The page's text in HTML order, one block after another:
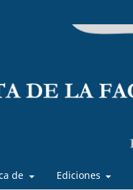
de Ediciones